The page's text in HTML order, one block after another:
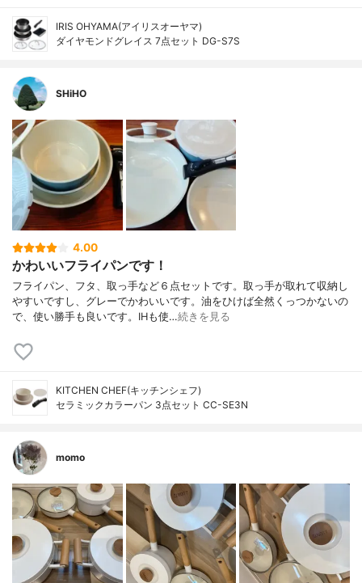
IRIS OHYAMA(アイリスオーヤマ)
ダイヤモンドグレイス 7点セット DG-S7S
SHiHO
4.00
かわいいフライパンです！
フライパン、フタ、取っ手など６点セットです。取っ手が取れて収納し
やすいですし、グレーでかわいいです。油をひけば全然くっつかないの
で、使い勝手も良いです。IHも使…続きを見る
KITCHEN CHEF(キッチンシェフ)
セラミックカラーパン 3点セット CC-SE3N
momo